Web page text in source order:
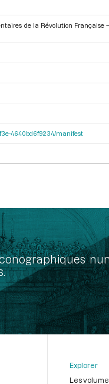
de la Révolution Française
4640bd6f9234/manifest
Explorer
Les